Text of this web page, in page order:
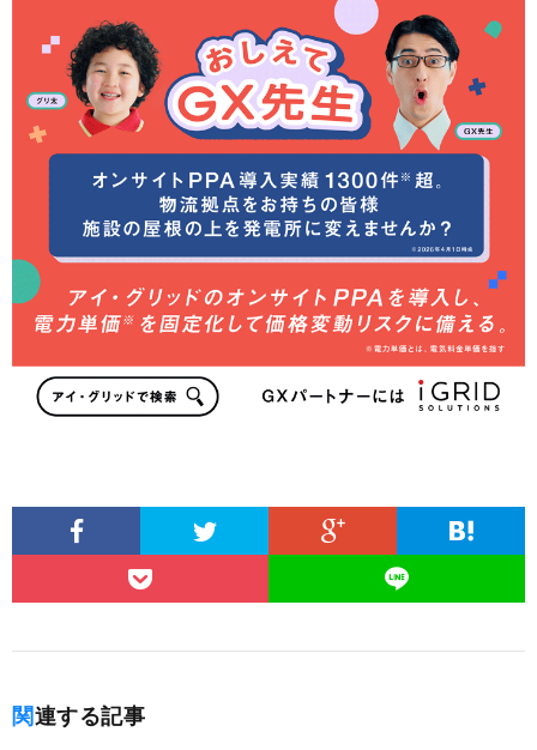
関連する記事